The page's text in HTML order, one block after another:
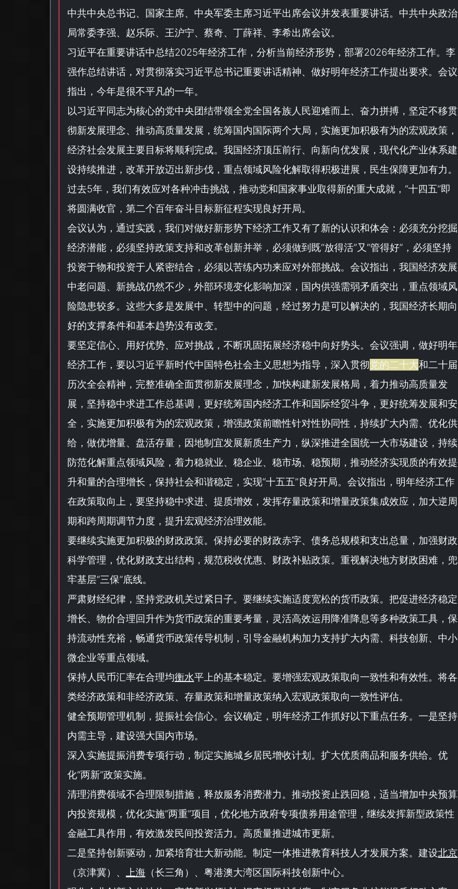
中共中央总书记、国家主席、中央军委主席习近平出席会议并发表重要讲话。中共中央政治
局常委李强、赵乐际、王沪宁、蔡奇、丁薛祥、李希出席会议。
习近平在重要讲话中总结2025年经济工作，分析当前经济形势，部署2026年经济工作。李
强作总结讲话，对贯彻落实习近平总书记重要讲话精神、做好明年经济工作提出要求。会议
指出，今年是很不平凡的一年。
以习近平同志为核心的党中央团结带领全党全国各族人民迎难而上、奋力拼搏，坚定不移贯
彻新发展理念、推动高质量发展，统筹国内国际两个大局，实施更加积极有为的宏观政策，
经济社会发展主要目标将顺利完成。我国经济顶压前行、向新向优发展，现代化产业体系建
设持续推进，改革开放迈出新步伐，重点领域风险化解取得积极进展，民生保障更加有力。
过去5年，我们有效应对各种冲击挑战，推动党和国家事业取得新的重大成就，“十四五”即
将圆满收官，第二个百年奋斗目标新征程实现良好开局。
会议认为，通过实践，我们对做好新形势下经济工作又有了新的认识和体会：必须充分挖掘
经济潜能，必须坚持政策支持和改革创新并举，必须做到既“放得活”又“管得好”，必须坚持
投资于物和投资于人紧密结合，必须以苦练内功来应对外部挑战。会议指出，我国经济发展
中老问题、新挑战仍然不少，外部环境变化影响加深，国内供强需弱矛盾突出，重点领域风
险隐患较多。这些大多是发展中、转型中的问题，经过努力是可以解决的，我国经济长期向
好的支撑条件和基本趋势没有改变。
要坚定信心、用好优势、应对挑战，不断巩固拓展经济稳中向好势头。会议强调，做好明年
经济工作，要以习近平新时代中国特色社会主义思想为指导，深入贯彻党的二十大和二十届
历次全会精神，完整准确全面贯彻新发展理念，加快构建新发展格局，着力推动高质量发
展，坚持稳中求进工作总基调，更好统筹国内经济工作和国际经贸斗争，更好统筹发展和安
全，实施更加积极有为的宏观政策，增强政策前瞻性针对性协同性，持续扩大内需、优化供
给，做优增量、盘活存量，因地制宜发展新质生产力，纵深推进全国统一大市场建设，持续
防范化解重点领域风险，着力稳就业、稳企业、稳市场、稳预期，推动经济实现质的有效提
升和量的合理增长，保持社会和谐稳定，实现“十五五”良好开局。会议指出，明年经济工作
在政策取向上，要坚持稳中求进、提质增效，发挥存量政策和增量政策集成效应，加大逆周
期和跨周期调节力度，提升宏观经济治理效能。
要继续实施更加积极的财政政策。保持必要的财政赤字、债务总规模和支出总量，加强财政
科学管理，优化财政支出结构，规范税收优惠、财政补贴政策。重视解决地方财政困难，兜
牢基层“三保”底线。
严肃财经纪律，坚持党政机关过紧日子。要继续实施适度宽松的货币政策。把促进经济稳定
增长、物价合理回升作为货币政策的重要考量，灵活高效运用降准降息等多种政策工具，保
持流动性充裕，畅通货币政策传导机制，引导金融机构加力支持扩大内需、科技创新、中小
微企业等重点领域。
保持人民币汇率在合理均衡水平上的基本稳定。要增强宏观政策取向一致性和有效性。将各
类经济政策和非经济政策、存量政策和增量政策纳入宏观政策取向一致性评估。
健全预期管理机制，提振社会信心。会议确定，明年经济工作抓好以下重点任务。一是坚持
内需主导，建设强大国内市场。
深入实施提振消费专项行动，制定实施城乡居民增收计划。扩大优质商品和服务供给。优
化“两新”政策实施。
清理消费领域不合理限制措施，释放服务消费潜力。推动投资止跌回稳，适当增加中央预算
内投资规模，优化实施“两重”项目，优化地方政府专项债券用途管理，继续发挥新型政策性
金融工具作用，有效激发民间投资活力。高质量推进城市更新。
二是坚持创新驱动，加紧培育壮大新动能。制定一体推进教育科技人才发展方案。建设北京
（京津冀）、 上海 （长三角 ）、粤港澳大湾区国际科技创新中心。